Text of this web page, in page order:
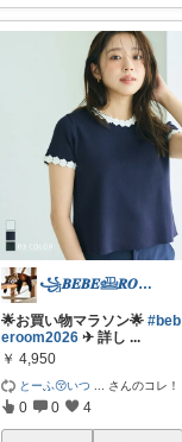
꧁𝑩𝑬𝑩𝑬𓊝𝑹𝑶𝑶𝑴꧂
🌟お買い物マラソン🌟#beb
eroom2026 ✈︎ 詳し ...
￥ 4,950
とーふ😚いつ さんのコレ！
0 0 4